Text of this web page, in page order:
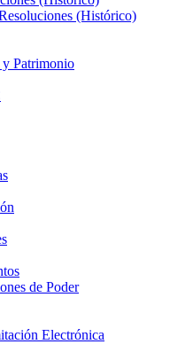
(Histórico)
y Patrimonio
de Poder
Electrónica